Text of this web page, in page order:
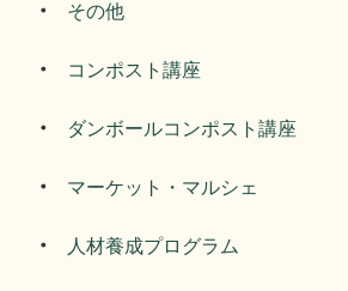
その他
コンポスト講座
ダンボールコンポスト講座
マーケット・マルシェ
人材養成プログラム